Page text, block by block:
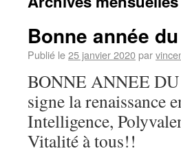
Bonne année
Publié le25 janvier 2020par
BONNE ANNEE DU
signe la renaissance
Intelligence,
Vitalité à tous!!